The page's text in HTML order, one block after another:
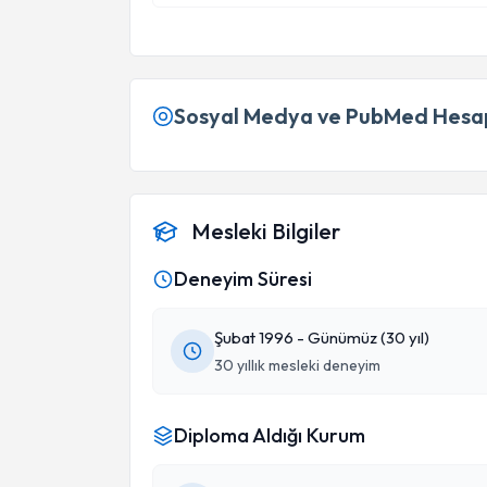
Sosyal Medya ve PubMed
Mesleki Bilgiler
Deneyim Süresi
Şubat 1996 - Günümüz (30 yıl)
30 yıllık mesleki deneyim
Diploma Aldığı Kurum